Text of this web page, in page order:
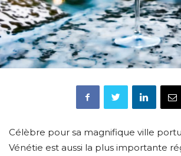
Célèbre pour sa magnifique ville
Vénétie est aussi la plus importante